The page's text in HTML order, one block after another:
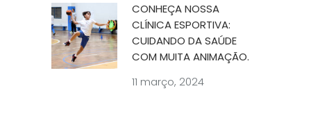
CONHEÇA NOSSA
CLÍNICA ESPORTIVA:
CUIDANDO DA SAÚDE
COM MUITA ANIMAÇÃO.
11 março, 2024